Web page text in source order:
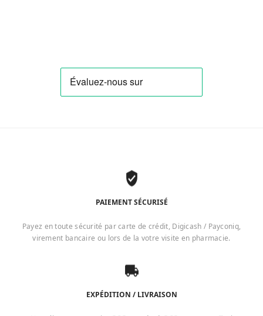
PAIEMENT SÉCURISÉ
Payez en toute sécurité par carte de crédit, Digicash / Payconiq,
virement bancaire ou lors de la votre visite en pharmacie.
EXPÉDITION / LIVRAISON